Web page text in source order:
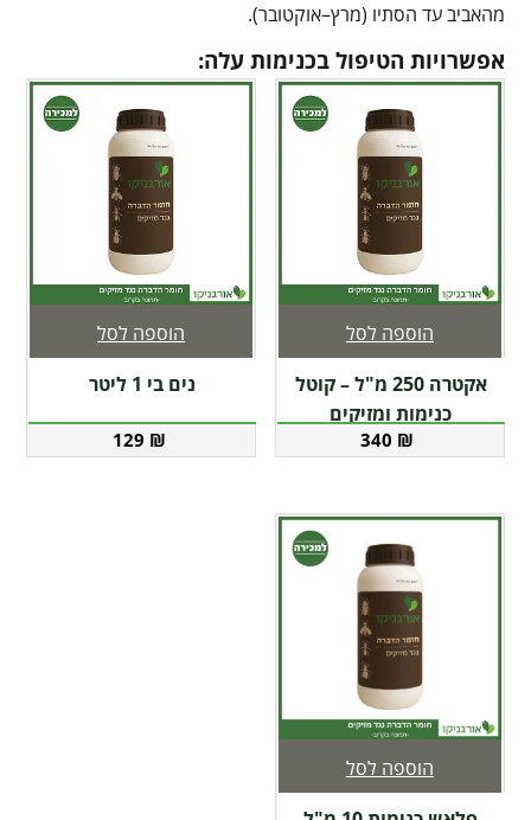
מהאביב עד הסתיו (מרץ–אוקטובר).
אפשרויות הטיפול בכנימות עלה:
אקטרה 250 מ"ל – קוטל
כנימות ומזיקים
340 ₪
הוספה לסל
נים בי 1 ליטר
129 ₪
הוספה לסל
הוספה לסל